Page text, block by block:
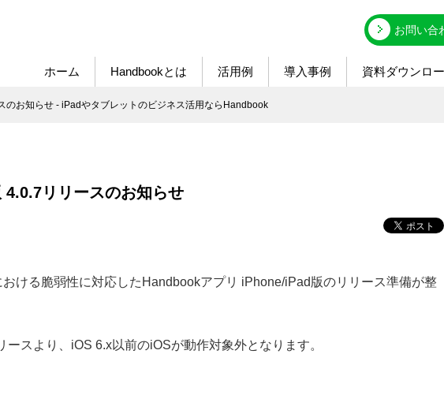
お問い合
ホーム Handbookとは 活用例 導入事例 資料ダウンロ
お知らせ - iPadやタブレットのビジネス活用ならHandbook
リリースのお知らせ
ける脆弱性に対応したHandbookアプリ iPhone/iPad版のリリース準備が整
ースより、iOS 6.x以前のiOSが動作対象外となります。